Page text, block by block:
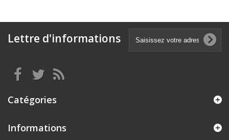
Lettre d'informations
Catégories
Informations